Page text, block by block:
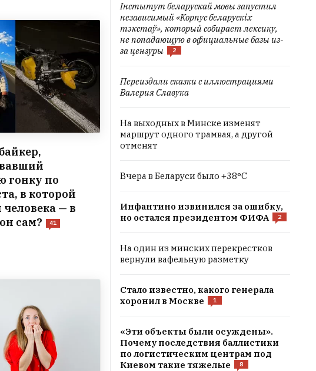
гонку по
в которой
— в
сам?
41
Інстытут беларускай мовы запустил
независимый «Корпус беларускіх
тэкстаў», который собирает лексику,
не попадающую в официальные базы из-
за цензуры
2
Переиздали сказки с иллюстрациями
Валерия Славука
На выходных в Минске изменят
маршрут одного трамвая, а другой
отменят
Вчера в Беларуси было +38°C
Инфантино извинился за ошибку,
но остался президентом ФИФА
2
На один из минских перекрестков
вернули вафельную разметку
Стало известно, какого генерала
хоронил в Москве
1
«Эти объекты были осуждены».
Почему последствия баллистики
по логистическим центрам под
Киевом такие тяжелые
8